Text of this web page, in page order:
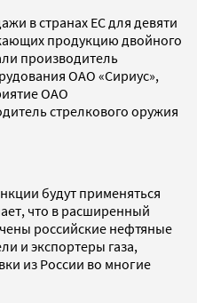
в странах ЕС для девяти
продукцию двойного
производитель
ОАО «Сириус»,
ОАО
стрелкового оружия
будут применяться
что в расширенный
российские нефтяные
и экспортеры газа,
из России во многие